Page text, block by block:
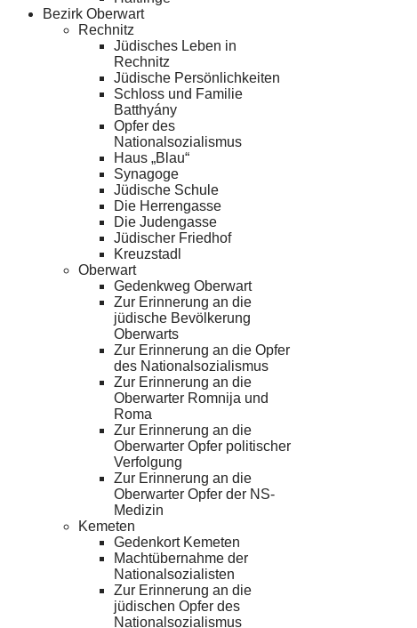
Bezirk Oberwart
Rechnitz
Jüdisches Leben in
Rechnitz
Jüdische Persönlichkeiten
Schloss und Familie
Batthyány
Opfer des
Nationalsozialismus
Haus „Blau“
Synagoge
Jüdische Schule
Die Herrengasse
Die Judengasse
Jüdischer Friedhof
Kreuzstadl
Oberwart
Gedenkweg Oberwart
Zur Erinnerung an die
jüdische Bevölkerung
Oberwarts
Zur Erinnerung an die Opfer
des Nationalsozialismus
Zur Erinnerung an die
Oberwarter Romnija und
Roma
Zur Erinnerung an die
Oberwarter Opfer politischer
Verfolgung
Zur Erinnerung an die
Oberwarter Opfer der NS-
Medizin
Kemeten
Gedenkort Kemeten
Machtübernahme der
Nationalsozialisten
Zur Erinnerung an die
jüdischen Opfer des
Nationalsozialismus